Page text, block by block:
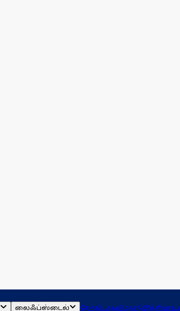
லைஃப்ஸ்டைல் ஜோதிடம்தமிழ்நாடுஇந்தியா